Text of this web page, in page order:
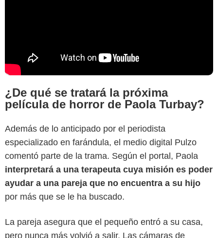
¿De qué se tratará la próxima
película de horror de Paola Turbay?
Además de lo anticipado por el periodista
especializado en farándula, el medio digital Pulzo
comentó parte de la trama. Según el portal, Paola
interpretará a una terapeuta cuya misión es poder
ayudar a una pareja que no encuentra a su hijo
por más que se le ha buscado.
La pareja asegura que el pequeño entró a su casa,
pero nunca más volvió a salir. Las cámaras de